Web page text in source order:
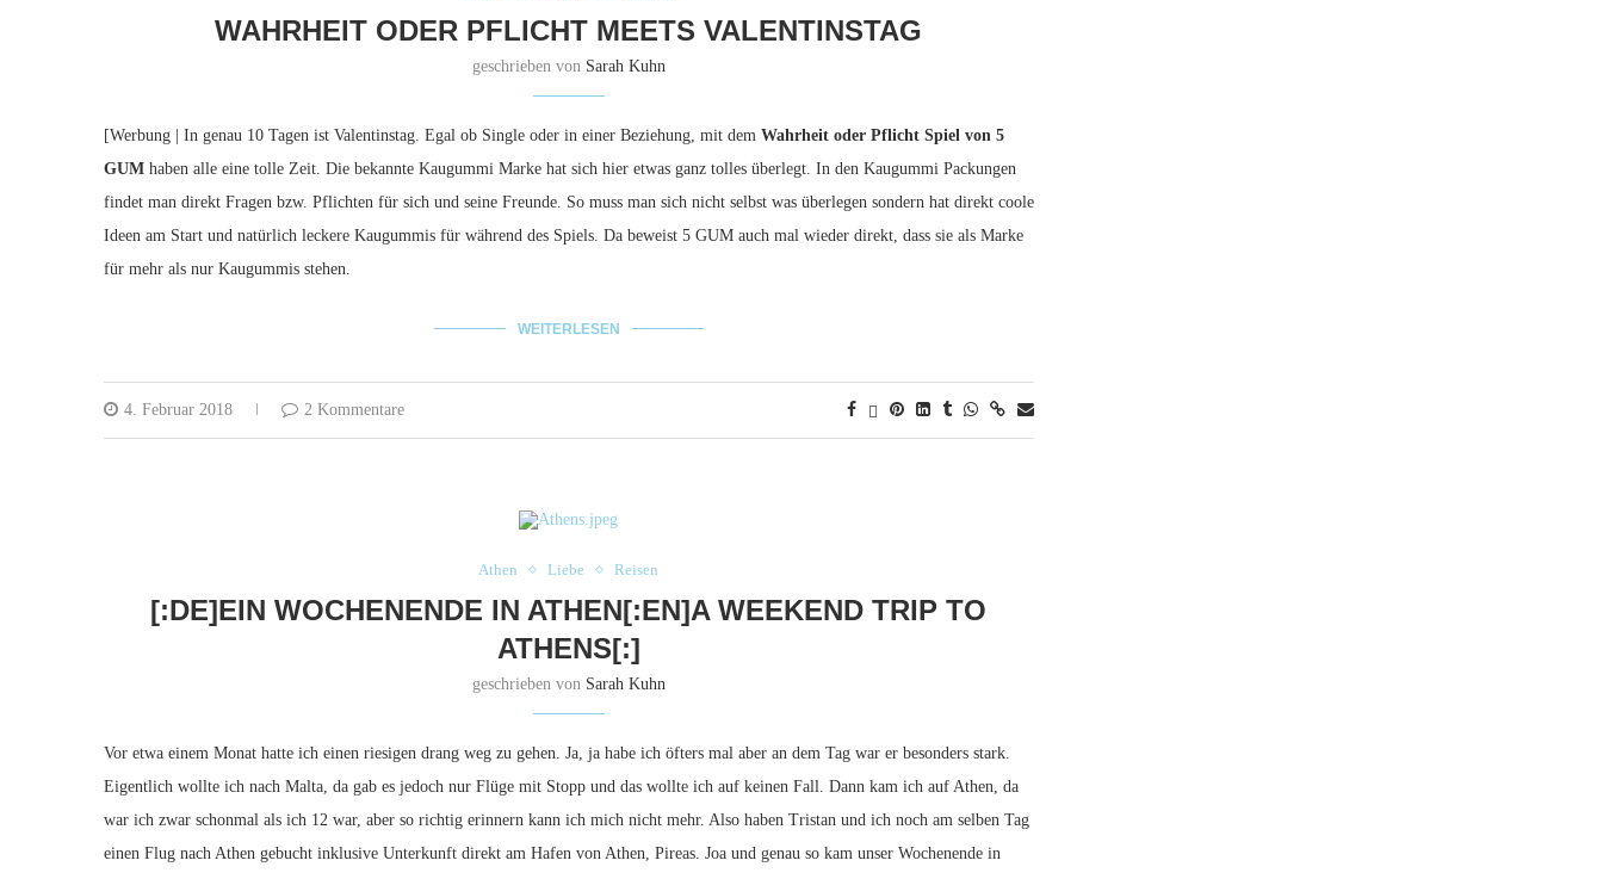
WAHRHEIT ODER PFLICHT MEETS VALENTINSTAG
geschrieben von Sarah Kuhn
[Werbung | In genau 10 Tagen ist Valentinstag. Egal ob Single oder in einer Beziehung, mit dem Wahrheit oder Pflicht Spiel von 5
GUM haben alle eine tolle Zeit. Die bekannte Kaugummi Marke hat sich hier etwas ganz tolles überlegt. In den Kaugummi Packungen
findet man direkt Fragen bzw. Pflichten für sich und seine Freunde. So muss man sich nicht selbst was überlegen sondern hat direkt coole
Ideen am Start und natürlich leckere Kaugummis für während des Spiels. Da beweist 5 GUM auch mal wieder direkt, dass sie als Marke
für mehr als nur Kaugummis stehen.
WEITERLESEN
4. Februar 2018 2 Kommentare
Athen Liebe Reisen
[:DE]EIN WOCHENENDE IN ATHEN[:EN]A WEEKEND TRIP TO
ATHENS[:]
geschrieben von Sarah Kuhn
Vor etwa einem Monat hatte ich einen riesigen drang weg zu gehen. Ja, ja habe ich öfters mal aber an dem Tag war er besonders stark.
Eigentlich wollte ich nach Malta, da gab es jedoch nur Flüge mit Stopp und das wollte ich auf keinen Fall. Dann kam ich auf Athen, da
war ich zwar schonmal als ich 12 war, aber so richtig erinnern kann ich mich nicht mehr. Also haben Tristan und ich noch am selben Tag
einen Flug nach Athen gebucht inklusive Unterkunft direkt am Hafen von Athen, Pireas. Joa und genau so kam unser Wochenende in